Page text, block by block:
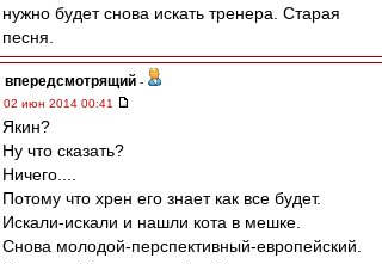
нужно будет снова искать тренера. Старая
песня.
впередсмотрящий -
02 июн 2014 00:41
Якин?
Ну что сказать?
Ничего....
Потому что хрен его знает как все будет.
Искали-искали и нашли кота в мешке.
Снова молодой-перспективный-европейский.